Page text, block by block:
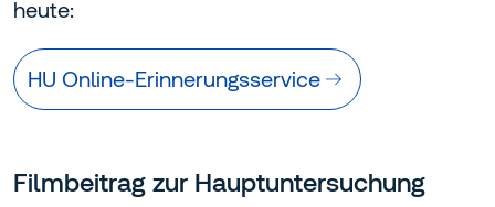
heute:
HU Online-Erinnerungsservice
Filmbeitrag zur Hauptuntersuchung
Nutzungsbedingungen
von Google zu. Außerdem stimmen Sie
unserer Datenschutzrichtlinie zu.